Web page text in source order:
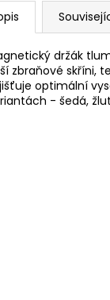
držák
zbraňové skříni,
optimální
- šedá,